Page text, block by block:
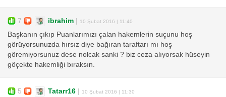
7 ibrahim 10 Şubat 2016 | 11:40
Başkanın çıkıp Puanlarımızı çalan hakemlerin suçunu hoş
görüyorsunuzda hırsız diye bağıran taraftarı mı hoş
göremiyorsunuz dese nolcak sanki ? biz ceza alıyorsak hüseyin
göçekte hakemliği bıraksın.
5 Tatarr16 10 Şubat 2016 | 11:30